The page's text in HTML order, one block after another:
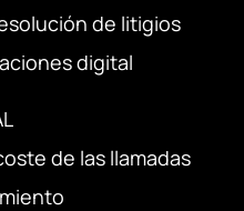
de litigios
digital
de las llamadas